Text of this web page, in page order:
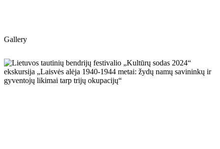
Gallery